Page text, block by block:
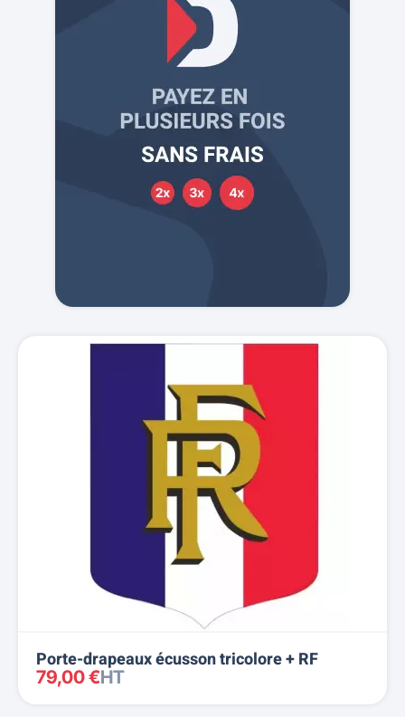
Porte-drapeaux écusson tricolore + RF
79,00 €HT